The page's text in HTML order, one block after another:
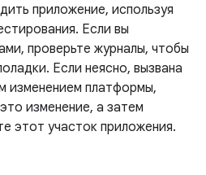
приложение, используя
Если вы
проверьте журналы, чтобы
Если неясно, вызвана
изменением платформы,
изменение, а затем
этот участок приложения.